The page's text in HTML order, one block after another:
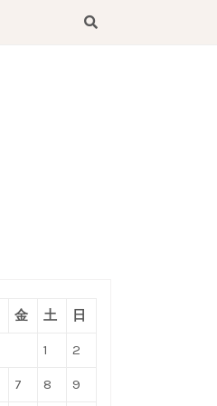
金 土 日
1 2
7 8 9